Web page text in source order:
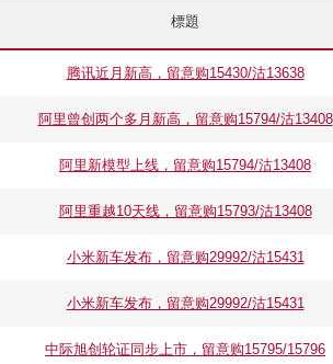
標題
腾讯近月新高，留意购15430/沽13638
阿里曾创两个多月新高，留意购15794/沽13408
阿里新模型上线，留意购15794/沽13408
阿里重越10天线，留意购15793/沽13408
小米新车发布，留意购29992/沽15431
小米新车发布，留意购29992/沽15431
中际旭创轮证同步上市，留意购15795/15796